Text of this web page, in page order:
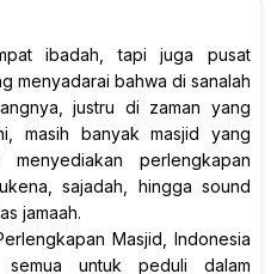
ibadah, tapi juga pusat
menyadarai bahwa di sanalah
justru di zaman yang
masih banyak masjid yang
menyediakan perlengkapan
sajadah, hingga sound
jamaah.
Masjid, Indonesia
semua untuk peduli dalam